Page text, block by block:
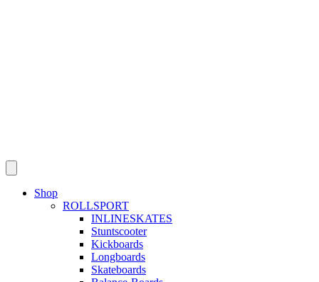
Shop
ROLLSPORT
INLINESKATES
Stuntscooter
Kickboards
Longboards
Skateboards